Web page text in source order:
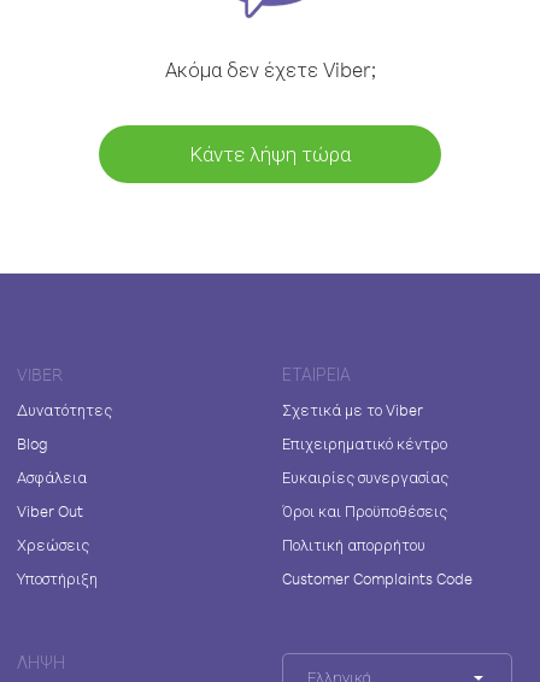
Ακόμα δεν έχετε Viber;
Κάντε λήψη τώρα
VIBER
Δυνατότητες
Blog
Ασφάλεια
Viber Out
Χρεώσεις
Υποστήριξη
ΕΤΑΙΡΕΊΑ
Σχετικά με το Viber
Επιχειρηματικό κέντρο
Ευκαιρίες συνεργασίας
Όροι και Προϋποθέσεις
Πολιτική απορρήτου
Customer Complaints Code
ΛΉΨΗ
Ελληνικά